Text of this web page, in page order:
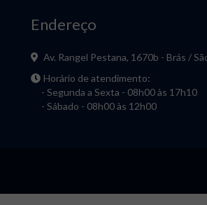
Endereço
Av. Rangel Pestana, 1670b - Brás /
Horário de atendimento:
- Segunda a Sexta - 08h00 às 17h10
- Sábado - 08h00 às 12h00